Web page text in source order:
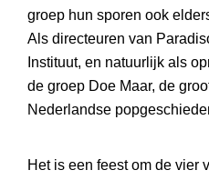
groep hun sporen ook
Als directeuren van
Instituut, en natuurlijk als
de groep Doe Maar, de
Nederlandse
Het is een feest om de vier